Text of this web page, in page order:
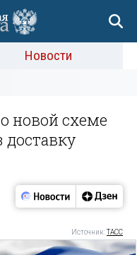
Новости
новой схеме
Источник:ТАСС